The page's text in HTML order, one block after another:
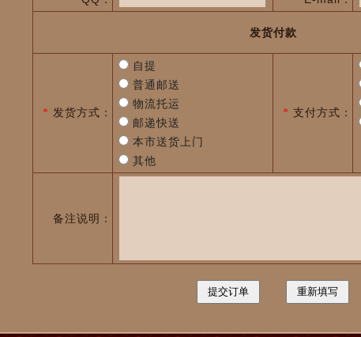
发货付款
* 发货方式：
自提
普通邮送
物流托运
邮递快送
本市送货上门
其他
* 支付方式：
备注说明：